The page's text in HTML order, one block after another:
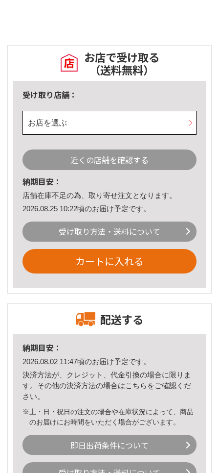
お店で受け取る
（送料無料）
受け取り店舗：
お店を選ぶ
近くの店舗を確認する
納期目安：
店舗在庫不足の為、取り寄せ注文となります。
2026.08.25 10:22頃のお届け予定です。
受け取り方法・送料について
カートに入れる
配送する
納期目安：
2026.08.02 11:47頃のお届け予定です。
決済方法が、クレジット、代金引換の場合に限りま
す。その他の決済方法の場合はこちら をご確認くだ
さい。
※土・日・祝日の注文の場合や在庫状況によって、商品
のお届けにお時間をいただく場合がございます。
即日出荷条件について